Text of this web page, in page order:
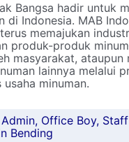
Bangsa hadir untuk
di Indonesia. MAB
memajukan
produk-produk
masyarakat, ataupun
lainnya melalui
minuman.
Office Boy,
Bending